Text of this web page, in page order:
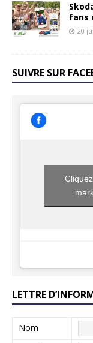
fans
20
SUIVRE SUR
LETTRE
Nom